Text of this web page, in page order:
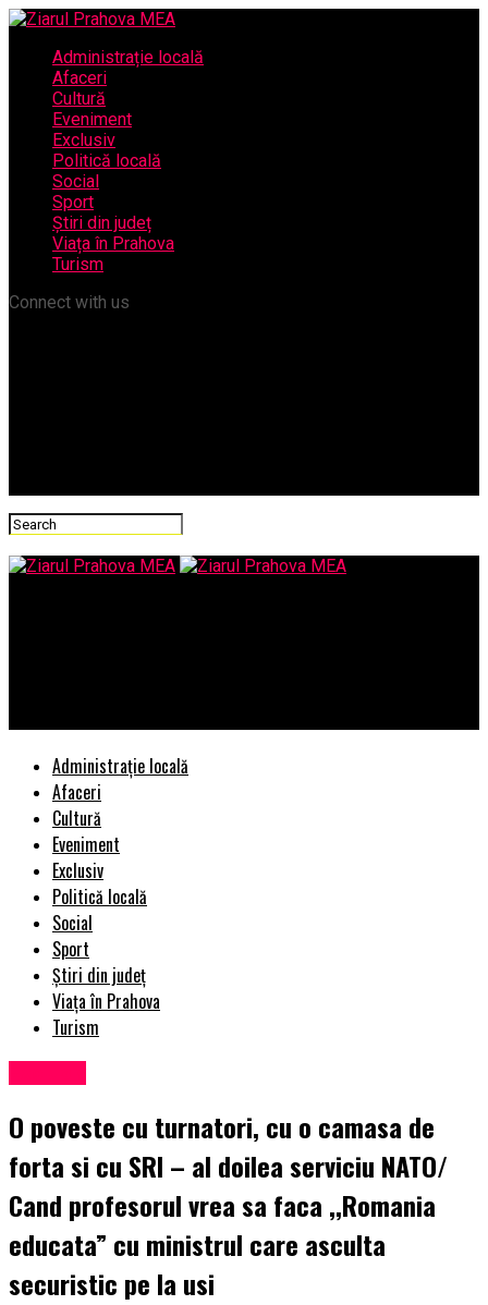
Administrație locală
Afaceri
Cultură
Eveniment
Exclusiv
Politică locală
Social
Sport
Știri din județ
Viața în Prahova
Turism
Connect with us
Administrație locală
Afaceri
Cultură
Eveniment
Exclusiv
Politică locală
Social
Sport
Știri din județ
Viața în Prahova
Turism
O poveste cu turnatori, cu o camasa de
forta si cu SRI – al doilea serviciu NATO/
Cand profesorul vrea sa faca ,,Romania
educata” cu ministrul care asculta
securistic pe la usi